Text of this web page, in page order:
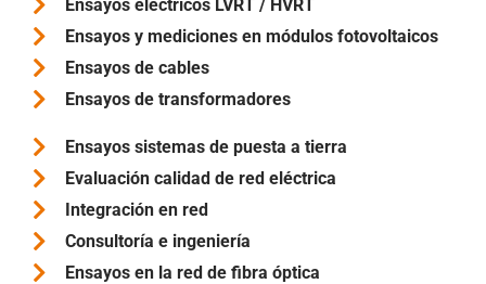
Ensayos eléctricos LVRT / HVRT
Ensayos y mediciones en módulos fotovoltaicos
Ensayos de cables
Ensayos de transformadores
Ensayos sistemas de puesta a tierra
Evaluación calidad de red eléctrica
Integración en red
Consultoría e ingeniería
Ensayos en la red de fibra óptica